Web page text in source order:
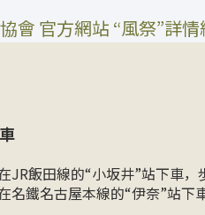
會 官方網站 “風祭”詳情
JR飯田線的“小坂井”站下車，
名鐵名古屋本線的“伊奈”站下